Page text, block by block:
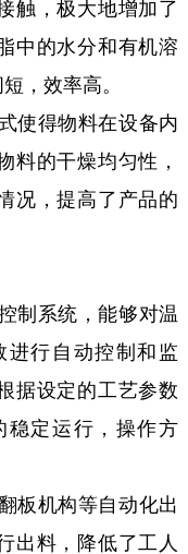
触，极大地增加了
中的水分和有机溶
，效率高。
得物料在设备内
料的干燥均匀性，
况，提高了产品的
系统，能够对温
进行自动控制和监
据设定的工艺参数
稳定运行，操作方
机构等自动化出
出料，降低了工人